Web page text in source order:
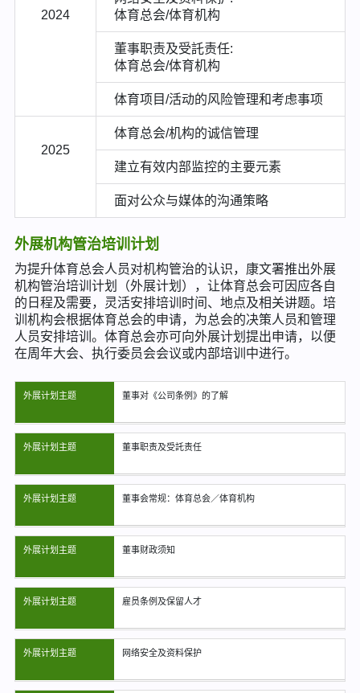
2024
体育总会/体育机构
董事职责及受託责任:
体育总会/体育机构
体育项目/活动的风险管理和考虑事项
2025
体育总会/机构的诚信管理
建立有效内部监控的主要元素
面对公众与媒体的沟通策略
外展机构管治培训计划
为提升体育总会人员对机构管治的认识，康文署推出外展
机构管治培训计划（外展计划），让体育总会可因应各自
的日程及需要，灵活安排培训时间、地点及相关讲题。培
训机构会根据体育总会的申请，为总会的决策人员和管理
人员安排培训。体育总会亦可向外展计划提出申请，以便
在周年大会、执行委员会会议或内部培训中进行。
外展计划主题 董事对《公司条例》的了解
外展计划主题 董事职责及受託责任
外展计划主题 董事会常规：体育总会／体育机构
外展计划主题 董事财政须知
外展计划主题 雇员条例及保留人才
外展计划主题 网络安全及资料保护